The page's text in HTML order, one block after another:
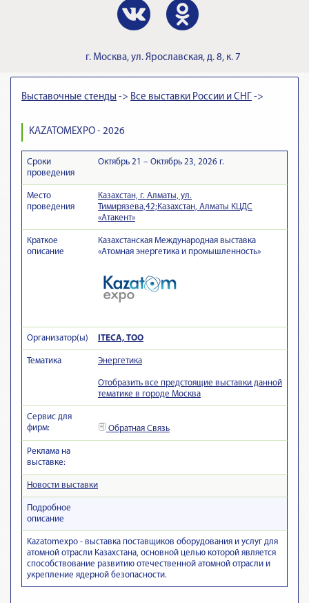
г. Москва, ул. Ярославская, д. 8, к. 7
Выставочные стенды -> Все выставки России и СНГ ->
KAZATOMEXPO - 2026
Сроки
проведения
Октябрь 21 – Октябрь 23, 2026 г.
Место
проведения
Казахстан, г. Алматы, ул.
Тимирязева,42;Казахстан, Алматы КЦДС
«Атакент»
Краткое
описание
Казахстанская Международная выставка
«Атомная энергетика и промышленность»
Организатор(ы) ITECA, ТОО
Тематика Энергетика
Отобразить все предстоящие выставки данной
тематике в городе Москва
Сервис для
фирм:
Обратная Связь
Реклама на
выставке:
Новости выставки
Подробное
описание
Kazatomexpo - выставка поставщиков оборудования и услуг для
атомной отрасли Казахстана, основной целью которой является
способствование развитию отечественной атомной отрасли и
укрепление ядерной безопасности.